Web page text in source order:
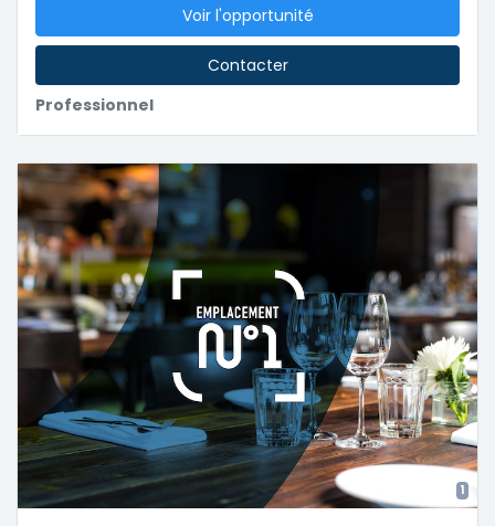
Professionnel
Voir l'opportunité
Contacter
1